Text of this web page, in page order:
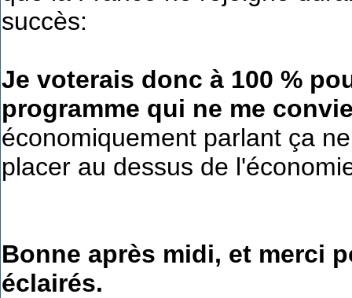
succès:
Je voterais donc à 100 %
programme qui ne me
économiquement parlant ça
placer au dessus de
Bonne après midi, et merci
éclairés.